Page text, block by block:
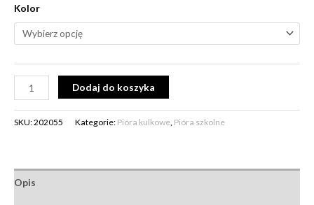
Kolor
Dodaj do koszyka
SKU:202055 Kategorie: Pióra kulkowe, Pióra szkolne
Opis